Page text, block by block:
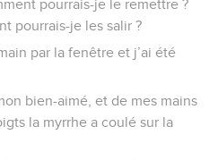
pourrais-je le remettre ?
pourrais-je les salir ?
par la fenêtre et j’ai été
bien-aimé, et de mes mains
la myrrhe a coulé sur la